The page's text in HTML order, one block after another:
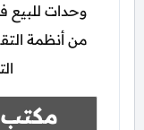
وحدات للبيع
من أنظمة
مكتب